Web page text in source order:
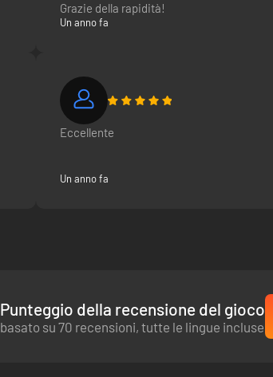
Grazie della rapidità!
Un anno fa
Eccellente
Un anno fa
Punteggio della recensione del gioco
basato su 70 recensioni, tutte le lingue incluse